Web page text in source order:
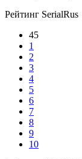
Рейтинг SerialRus
45
1
2
3
4
5
6
7
8
9
10